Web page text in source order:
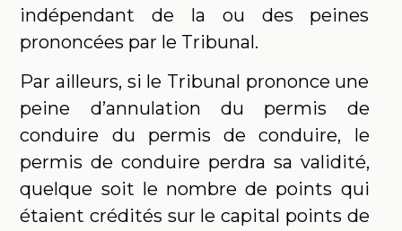
indépendant de la ou des peines
prononcées par le Tribunal.
Par ailleurs, si le Tribunal prononce une
peine d’annulation du permis de
conduire du permis de conduire, le
permis de conduire perdra sa validité,
quelque soit le nombre de points qui
étaient crédités sur le capital points de